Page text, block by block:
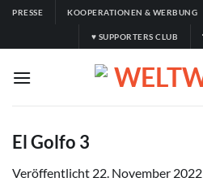
Zum
springen
PRESSE KOOPERATIONEN & WERBUNG
♥ SUPPORTERS CLUB
El Golfo 3
Veröffentlicht 22. November 2022